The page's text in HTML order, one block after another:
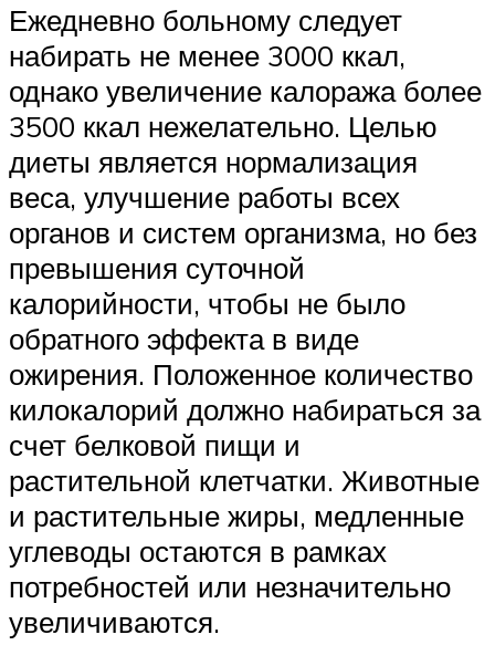
Ежедневно больному следует
набирать не менее 3000 ккал,
однако увеличение калоража более
3500 ккал нежелательно. Целью
диеты является нормализация
веса, улучшение работы всех
органов и систем организма, но без
превышения суточной
калорийности, чтобы не было
обратного эффекта в виде
ожирения. Положенное количество
килокалорий должно набираться за
счет белковой пищи и
растительной клетчатки. Животные
и растительные жиры, медленные
углеводы остаются в рамках
потребностей или незначительно
увеличиваются.